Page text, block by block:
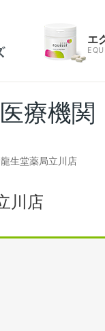
エ
療機関
龍生堂薬局立川店
川店